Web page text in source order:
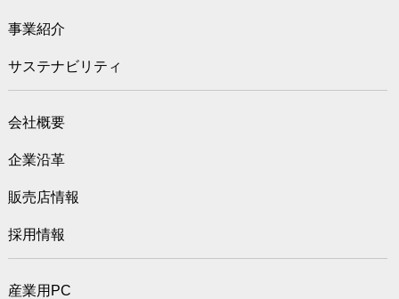
事業紹介
サステナビリティ
会社概要
企業沿革
販売店情報
採用情報
産業用PC